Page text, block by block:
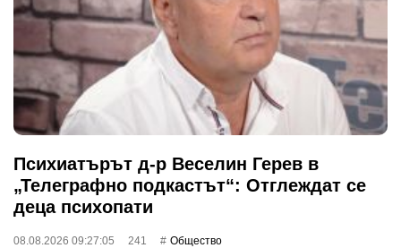
Психиатърът д-р Веселин Герев в
„Телеграфно подкастът“: Отглеждат се
деца психопати
08.08.2026 09:27:05 241 Общество